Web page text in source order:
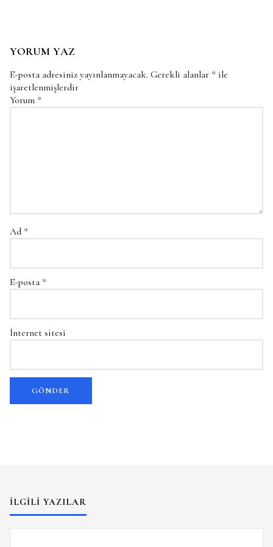
YORUM YAZ
E-posta adresiniz yayınlanmayacak. Gerekli alanlar * ile
işaretlenmişlerdir
Yorum *
Ad *
E-posta *
İnternet sitesi
İLGILI YAZILAR